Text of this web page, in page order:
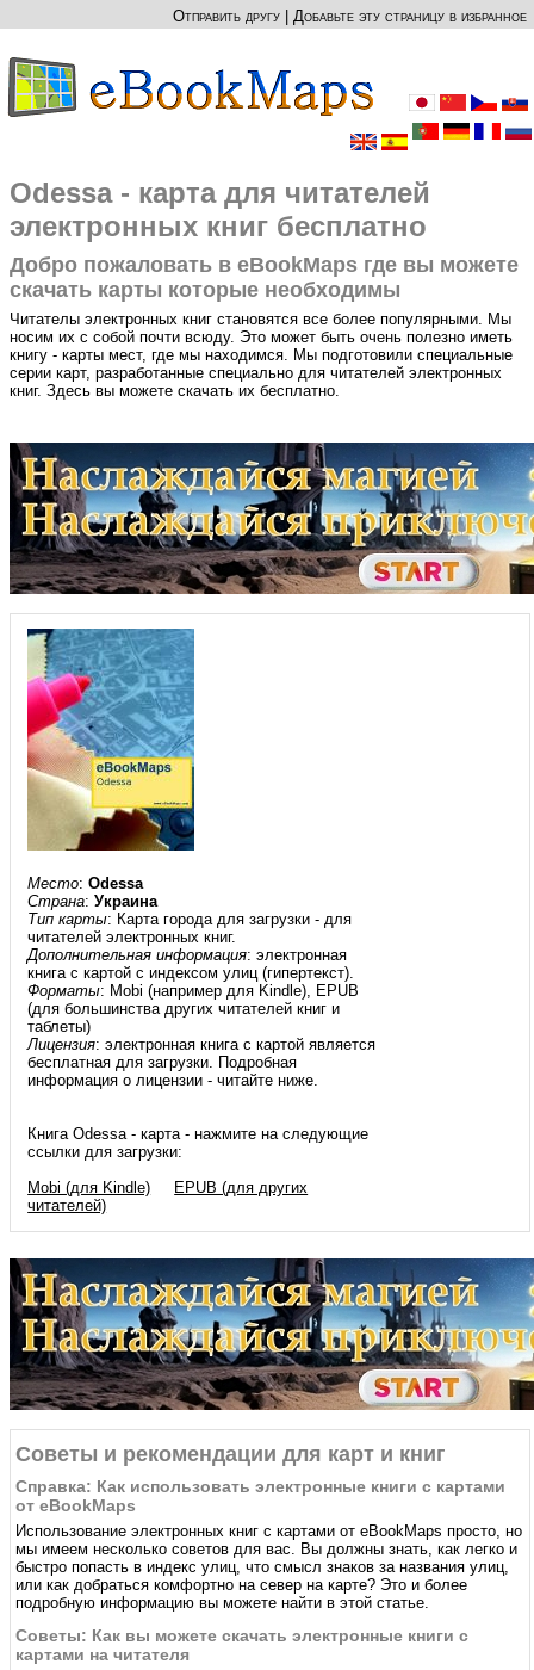
Отправить другу Добавьте эту страницу в избранное
Odessa - карта для читателей
электронных книг бесплатно
Добро пожаловать в eBookMaps где вы можете
скачать карты которые необходимы
Читателы электронных книг становятся все более популярными. Мы
носим их с собой почти всюду. Это может быть очень полезно иметь
книгу - карты мест, где мы находимся. Мы подготовили специальные
серии карт, разработанные специально для читателей электронных
книг. Здесь вы можете скачать их бесплатно.
Место:Odessa
Страна:Украина
Тип карты: Карта города для загрузки - для
читателей электронных книг.
Дополнительная информация: электронная
книга с картой с индексом улиц (гипертекст).
Форматы: Mobi (например для Kindle), EPUB
(для большинства других читателей книг и
таблеты)
Лицензия: электронная книга с картой является
бесплатная для загрузки. Подробная
информация о лицензии - читайте ниже.
Книга Odessa - карта - нажмите на следующие
ссылки для загрузки:
Mobi (для Kindle)
EPUB (для других
читателей)
Советы и рекомендации для карт и книг
Справка: Как использовать электронные книги с картами
от eBookMaps
Использование электронных книг с картами от eBookMaps простo, но
мы имеем несколько советов для вас. Вы должны знать, как легко и
быстро попасть в индекс улиц, что смысл знаков за названия улиц,
или как добраться комфортно на север на карте? Это и более
подробную информацию вы можете найти в этой статье.
Советы: Как вы можете скачать электронные книги с
картами на читателя